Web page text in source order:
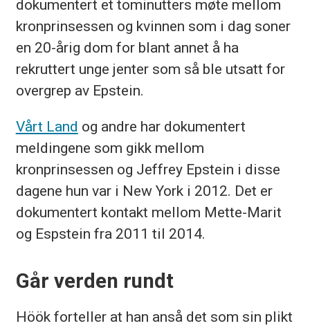
dokumentert et tominutters møte mellom
kronprinsessen og kvinnen som i dag soner
en 20-årig dom for blant annet å ha
rekruttert unge jenter som så ble utsatt for
overgrep av Epstein.
Vårt Land og andre har dokumentert
meldingene som gikk mellom
kronprinsessen og Jeffrey Epstein i disse
dagene hun var i New York i 2012. Det er
dokumentert kontakt mellom Mette-Marit
og Espstein fra 2011 til 2014.
Går verden rundt
Höök forteller at han anså det som sin plikt